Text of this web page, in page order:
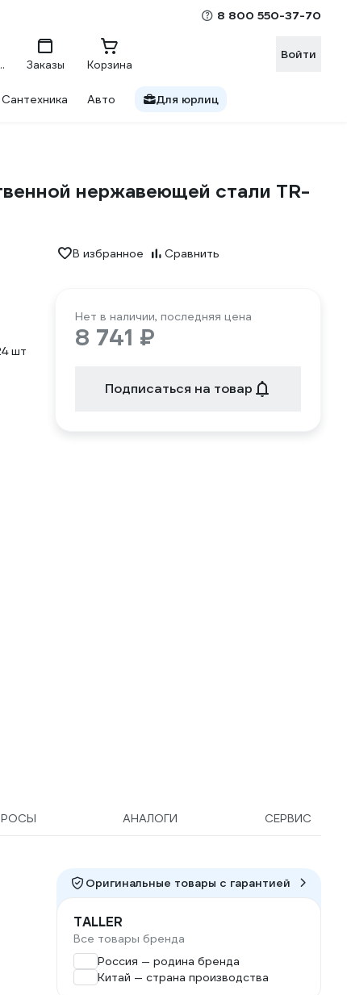
8 800 550-37-70
Заказы Корзина
Войти
Сантехника Авто Для юрлиц
нержавеющей стали TR-
В избранное Сравнить
шт
Нет в наличии, последняя цена
8 741 ₽
Подписаться на товар
АНАЛОГИ СЕРВИС
Оригинальные товары c гарантией
TALLER
Все товары бренда
Россия — родина бренда
Китай — страна производства